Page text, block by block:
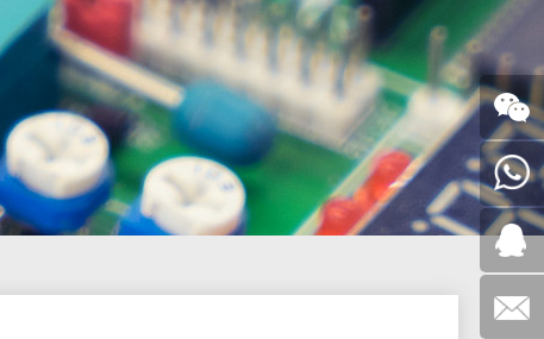
关注我
们
+86-
0510-
在线客